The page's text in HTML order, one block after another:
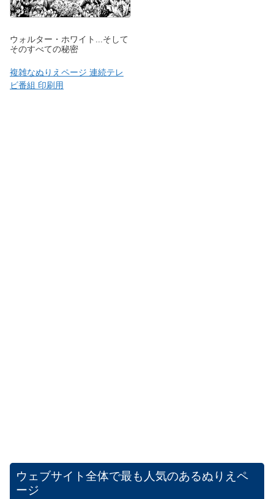
ウォルター・ホワイト...そして
そのすべての秘密
複雑なぬりえページ 連続テレ
ビ番組 印刷用
ウェブサイト全体で最も人気のあるぬりえペ
ージ